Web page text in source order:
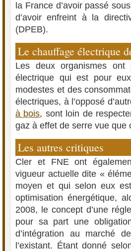
la France d’avoir passé
d’avoir enfreint à la
(DPEB).
Le chauffage électrique
Les deux organismes
électrique qui est pour
modestes et des
électriques, à l’opposé
à bois, sont loin de
gaz à effet de serre vue que
Les autres critiques
Cler et FNE ont
vigueur actuelle dite «
moyen et qui selon eux
optimisation énergétique,
2008, le concept d’une
pour sa part une
d’intégration au marché
l’existant. Étant donné